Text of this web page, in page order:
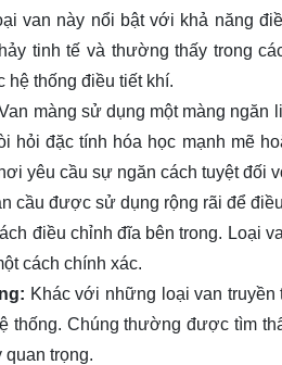
van này nổi bật với khả năng
tinh tế và thường thấy trong
hệ thống điều tiết khí.
màng sử dụng một màng ngăn
hỏi đặc tính hóa học mạnh mẽ
yêu cầu sự ngăn cách tuyệt đối
cầu được sử dụng rộng rãi để
điều chỉnh đĩa bên trong. Loại
cách chính xác.
Khác với những loại van
thống. Chúng thường được tìm
quan trọng.